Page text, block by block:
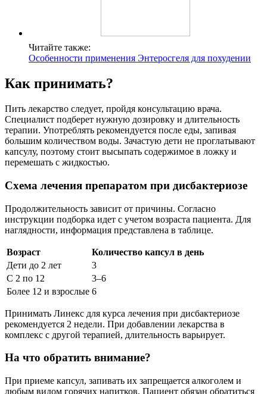
Читайте также:
Особенности применения Энтеросгеля для похудении
Как принимать?
Пить лекарство следует, пройдя консультацию врача.
Специалист подберет нужную дозировку и длительность
терапии. Употреблять рекомендуется после еды, запивая
большим количеством воды. Зачастую дети не проглатывают
капсулу, поэтому стоит высыпать содержимое в ложку и
перемешать с жидкостью.
Схема лечения препаратом при дисбактериозе
Продолжительность зависит от причины. Согласно
инструкции подборка идет с учетом возраста пациента. Для
наглядности, информация представлена в таблице.
Возраст
Количество капсул в день
Дети до 2 лет
3
С 2 по 12
3–6
Более 12 и взрослые 6
Принимать Линекс для курса лечения при дисбактериозе
рекомендуется 2 недели. При добавлении лекарства в
комплекс с другой терапией, длительность варьирует.
На что обратить внимание?
При приеме капсул, запивать их запрещается алкоголем и
любым видом горячих напитков. Пациент обязан обратиться